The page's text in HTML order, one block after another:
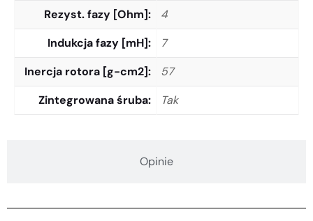
Opinie
Rezyst. fazy [Ohm]
4
Indukcja fazy [mH]
7
Inercja rotora [g-cm2]
57
Zintegrowana śruba
Tak